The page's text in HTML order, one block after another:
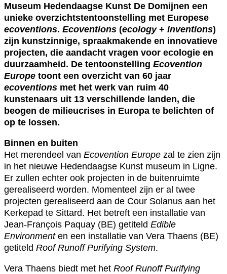
Museum Hedendaagse Kunst De Domijnen een
unieke overzichtstentoonstelling met Europese
ecoventions. Ecoventions (ecology+ inventions)
zijn kunstzinnige, spraakmakende en innovatieve
projecten, die aandacht vragen voor ecologie en
duurzaamheid. De tentoonstelling Ecovention
Europe toont een overzicht van 60 jaar
ecoventions met het werk van ruim 40
kunstenaars uit 13 verschillende landen, die
beogen de milieucrises in Europa te belichten of
op te lossen.
Binnen en buiten
Het merendeel van Ecovention Europe zal te zien zijn
in het nieuwe Hedendaagse Kunst museum in Ligne.
Er zullen echter ook projecten in de buitenruimte
gerealiseerd worden. Momenteel zijn er al twee
projecten gerealiseerd aan de Cour Solanus aan het
Kerkepad te Sittard. Het betreft een installatie van
Jean-François Paquay (BE) getiteld Edible
Environmenten een installatie van Vera Thaens (BE)
getiteld Roof Runoff Purifying System.
Vera Thaens biedt met het Roof Runoff Purifying